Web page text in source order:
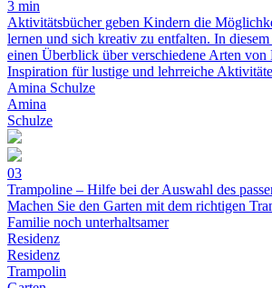
3 min
Aktivitätsbücher geben Kindern die
lernen und sich kreativ zu entfalten. In
einen Überblick über verschiedene Arten von
Inspiration für lustige und lehrreiche
Amina Schulze
Amina
Schulze
03
Trampoline – Hilfe bei der Auswahl des
Machen Sie den Garten mit dem richtigen
Familie noch unterhaltsamer
Residenz
Residenz
Trampolin